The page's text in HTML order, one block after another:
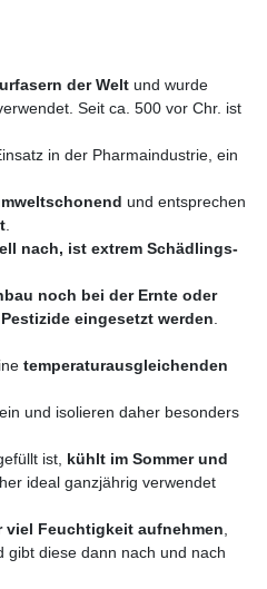
der Welt und wurde
Seit ca. 500 vor Chr. ist
in der Pharmaindustrie, ein
und entsprechen
nach, ist extrem Schädlings-
noch bei der Ernte oder
eingesetzt werden
temperaturausgleichenden
und isolieren daher besonders
ist, kühlt im Sommer und
ideal ganzjährig verwendet
viel Feuchtigkeit aufnehmen
gibt diese dann nach und nach